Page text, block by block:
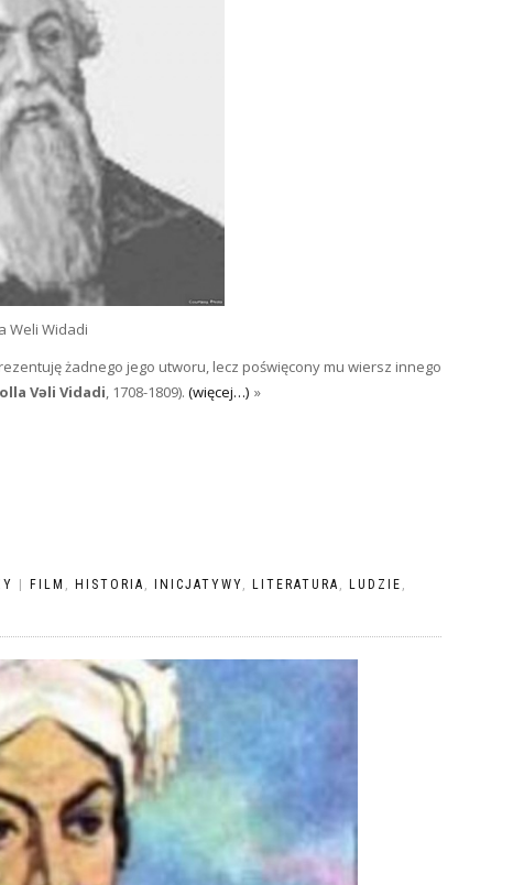
Weli Widadi
żadnego jego utworu, lecz poświęcony mu wiersz innego
Vəli Vidadi, 1708-1809). (więcej…)
| FILM HISTORIA INICJATYWY LITERATURA LUDZIE